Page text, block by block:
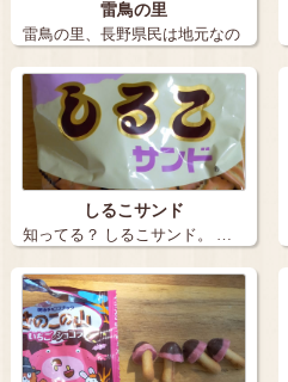
雷鳥の里
雷鳥の里、長野県民は地元なの
でなかなか買…
しるこサンド
知ってる？ しるこサンド。 …